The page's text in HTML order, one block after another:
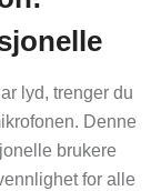
lyd, trenger du
Denne
brukere
for alle